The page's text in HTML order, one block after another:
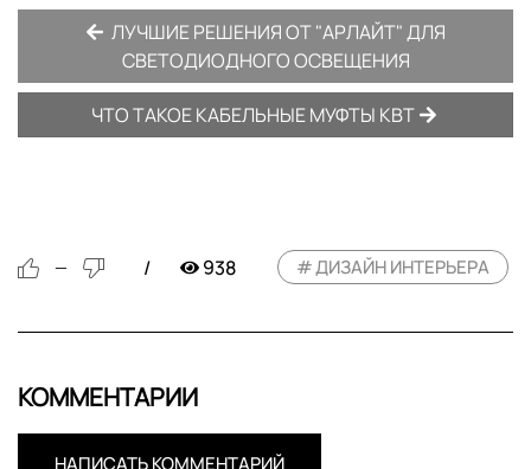
ЛУЧШИЕ РЕШЕНИЯ ОТ "АРЛАЙТ" ДЛЯ
СВЕТОДИОДНОГО ОСВЕЩЕНИЯ
ЧТО ТАКОЕ КАБЕЛЬНЫЕ МУФТЫ КВТ
— 938 ДИЗАЙН ИНТЕРЬЕРА
КОММЕНТАРИИ
НАПИСАТЬ КОММЕНТАРИЙ